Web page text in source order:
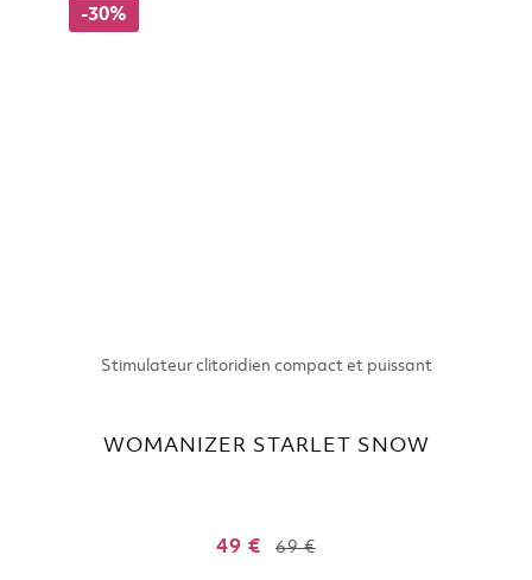
-30%
WOMANIZER STARLET SNOW
Stimulateur clitoridien compact et puissant
49 € 69 €